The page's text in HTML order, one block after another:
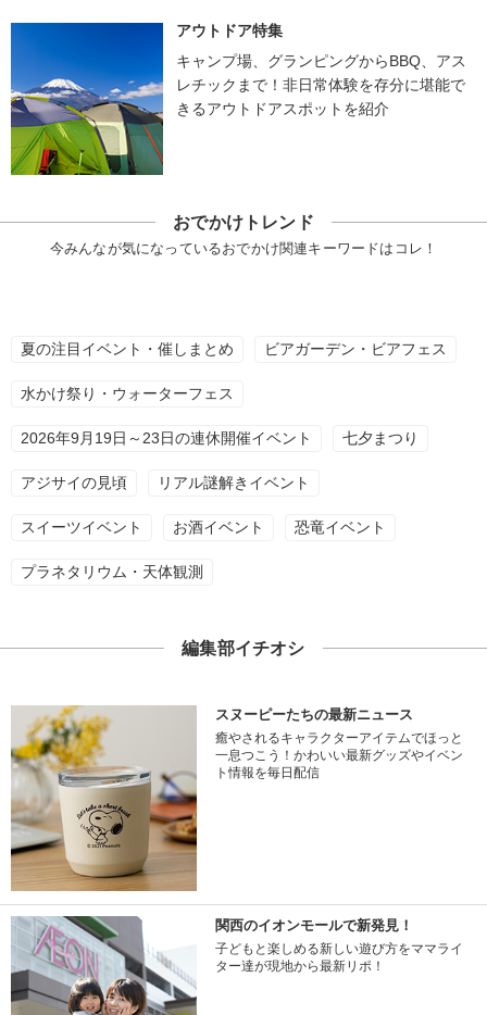
アウトドア特集
キャンプ場、グランピングからBBQ、アス
レチックまで！非日常体験を存分に堪能で
きるアウトドアスポットを紹介
おでかけトレンド
今みんなが気になっているおでかけ関連キーワードはコレ！
夏の注目イベント・催しまとめ ビアガーデン・ビアフェス
水かけ祭り・ウォーターフェス
2026年9月19日～23日の連休開催イベント 七夕まつり
アジサイの見頃 リアル謎解きイベント
スイーツイベント お酒イベント 恐竜イベント
プラネタリウム・天体観測
編集部イチオシ
スヌーピーたちの最新ニュース
癒やされるキャラクターアイテムでほっと
一息つこう！かわいい最新グッズやイベン
ト情報を毎日配信
関西のイオンモールで新発見！
子どもと楽しめる新しい遊び方をママライ
ター達が現地から最新リポ！